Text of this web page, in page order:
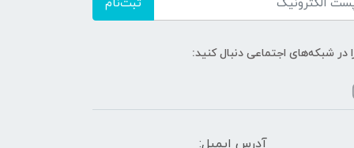
ثبت‌نام
در شبکه‌های اجتماعی دنبال کنید:
آدرس ایمیل: